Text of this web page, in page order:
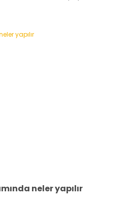
neler yapılır